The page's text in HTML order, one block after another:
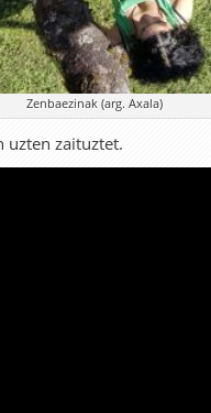
Zenbaezinak (arg. Axala)
uzten zaituztet.